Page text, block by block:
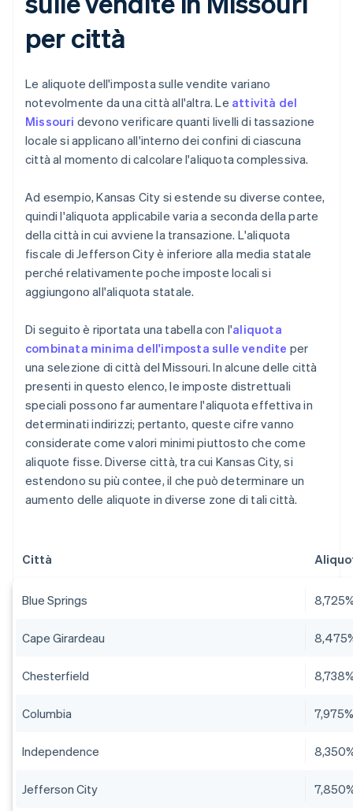
per città
Le aliquote dell'imposta sulle vendite variano
notevolmente da una città all'altra. Le attività del
Missouri devono verificare quanti livelli di tassazione
locale si applicano all'interno dei confini di ciascuna
città al momento di calcolare l'aliquota complessiva.
Ad esempio, Kansas City si estende su diverse contee,
quindi l'aliquota applicabile varia a seconda della parte
della città in cui avviene la transazione. L'aliquota
fiscale di Jefferson City è inferiore alla media statale
perché relativamente poche imposte locali si
aggiungono all'aliquota statale.
Di seguito è riportata una tabella con l'aliquota
combinata minima dell'imposta sulle vendite per
una selezione di città del Missouri. In alcune delle città
presenti in questo elenco, le imposte distrettuali
speciali possono far aumentare l'aliquota effettiva in
determinati indirizzi; pertanto, queste cifre vanno
considerate come valori minimi piuttosto che come
aliquote fisse. Diverse città, tra cui Kansas City, si
estendono su più contee, il che può determinare un
aumento delle aliquote in diverse zone di tali città.
Città
Blue Springs
Cape Girardeau
Chesterfield
Columbia
Independence
Jefferson City